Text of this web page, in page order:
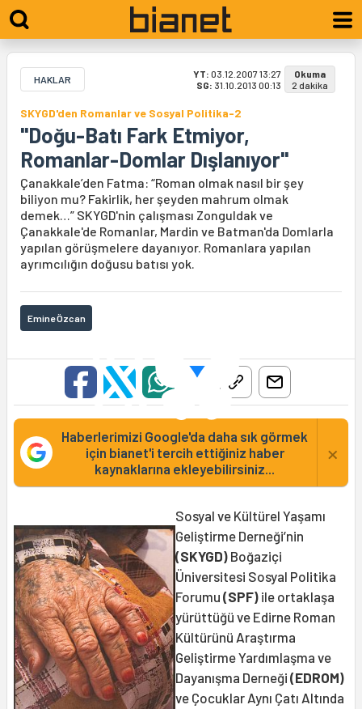
HAKLAR YT: 03.12.2007 13:27
SG: 31.10.2013 00:13
Okuma
2 dakika
SKYGD'den Romanlar ve Sosyal Politika-2
"Doğu-Batı Fark Etmiyor,
Romanlar-Domlar Dışlanıyor"
Çanakkale’den Fatma: “Roman olmak nasıl bir şey
biliyon mu? Fakirlik, her şeyden mahrum olmak
demek…” SKYGD'nin çalışması Zonguldak ve
Çanakkale'de Romanlar, Mardin ve Batman'da Domlarla
yapılan görüşmelere dayanıyor. Romanlara yapılan
ayrımcılığın doğusu batısı yok.
Emine Özcan
Haberlerimizi Google'da daha sık görmek
için bianet'i tercih ettiğiniz haber
kaynaklarına ekleyebilirsiniz...
×
Sosyal ve Kültürel Yaşamı
Geliştirme Derneği’nin
(SKYGD) Boğaziçi
Üniversitesi Sosyal Politika
Forumu (SPF) ile ortaklaşa
yürüttüğü ve Edirne Roman
Kültürünü Araştırma
Geliştirme Yardımlaşma ve
Dayanışma Derneği (EDROM)
ve Çocuklar Aynı Çatı Altında